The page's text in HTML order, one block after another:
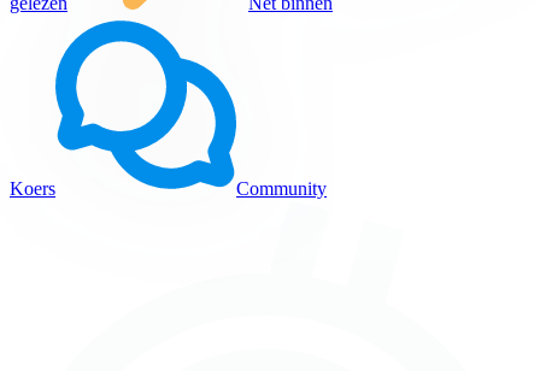
Koers Community